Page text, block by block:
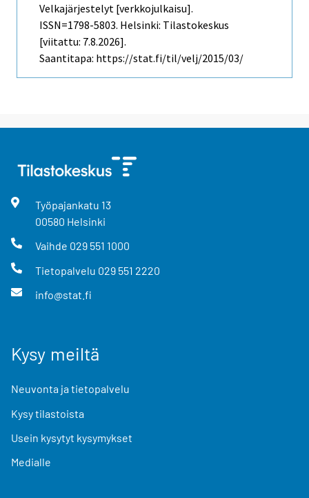
Velkajärjestelyt [verkkojulkaisu].
ISSN=1798-5803. Helsinki: Tilastokeskus
[viitattu: 7.8.2026].
Saantitapa: https://stat.fi/til/velj/2015/03/
Työpajankatu 13
00580 Helsinki
Vaihde 029 551 1000
Tietopalvelu 029 551 2220
info@stat.fi
Kysy meiltä
Neuvonta ja tietopalvelu
Kysy tilastoista
Usein kysytyt kysymykset
Medialle